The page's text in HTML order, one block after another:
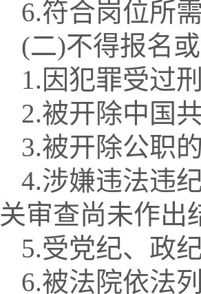
6.符合岗位所
(二)不得报名
1.因犯罪受过
2.被开除中国
3.被开除公职
4.涉嫌违法违
关审查尚未作出
5.受党纪、政
6.被法院依法